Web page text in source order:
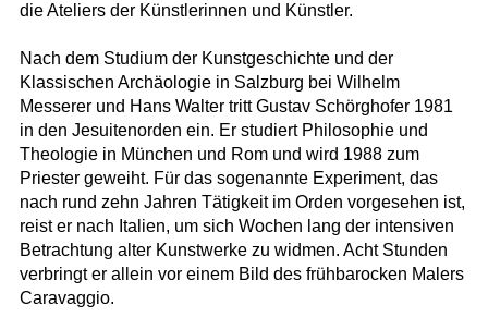
die Ateliers der Künstlerinnen und Künstler.
Nach dem Studium der Kunstgeschichte und der
Klassischen Archäologie in Salzburg bei Wilhelm
Messerer und Hans Walter tritt Gustav Schörghofer 1981
in den Jesuitenorden ein. Er studiert Philosophie und
Theologie in München und Rom und wird 1988 zum
Priester geweiht. Für das sogenannte Experiment, das
nach rund zehn Jahren Tätigkeit im Orden vorgesehen ist,
reist er nach Italien, um sich Wochen lang der intensiven
Betrachtung alter Kunstwerke zu widmen. Acht Stunden
verbringt er allein vor einem Bild des frühbarocken Malers
Caravaggio.